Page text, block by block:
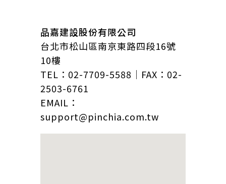
品嘉建設股份有限公司
台北市松山區南京東路四段16號
10樓
TEL：02-7709-5588｜FAX：02-
2503-6761
EMAIL：
support@pinchia.com.tw